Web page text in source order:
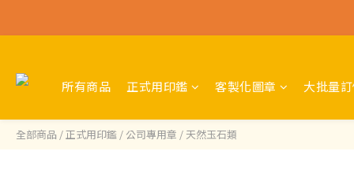
所有商品 正式用印鑑 客製化圖章 大批量
全部商品 /正式用印鑑 / 公司專用章 / 天然玉石類